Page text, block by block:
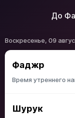
До
Воскресенье, 09
Фаджр
Время утреннего
Шурук